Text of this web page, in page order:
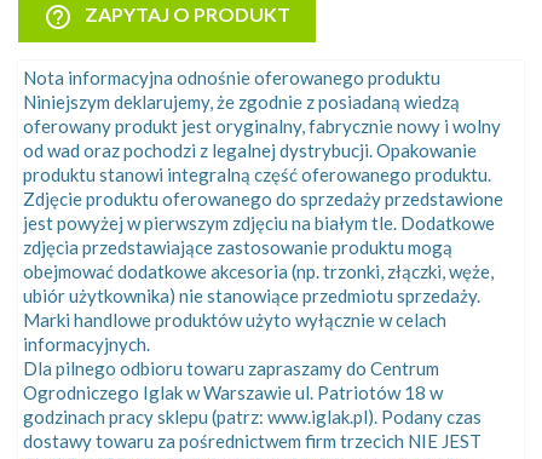
help_outline ZAPYTAJ O PRODUKT
Nota informacyjna odnośnie oferowanego produktu
Niniejszym deklarujemy, że zgodnie z posiadaną wiedzą
oferowany produkt jest oryginalny, fabrycznie nowy i wolny
od wad oraz pochodzi z legalnej dystrybucji. Opakowanie
produktu stanowi integralną część oferowanego produktu.
Zdjęcie produktu oferowanego do sprzedaży przedstawione
jest powyżej w pierwszym zdjęciu na białym tle. Dodatkowe
zdjęcia przedstawiające zastosowanie produktu mogą
obejmować dodatkowe akcesoria (np. trzonki, złączki, węże,
ubiór użytkownika) nie stanowiące przedmiotu sprzedaży.
Marki handlowe produktów użyto wyłącznie w celach
informacyjnych.
Dla pilnego odbioru towaru zapraszamy do Centrum
Ogrodniczego Iglak w Warszawie ul. Patriotów 18 w
godzinach pracy sklepu (patrz: www.iglak.pl). Podany czas
dostawy towaru za pośrednictwem firm trzecich NIE JEST